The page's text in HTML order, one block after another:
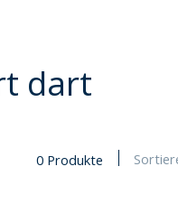
dart
0 Produkte